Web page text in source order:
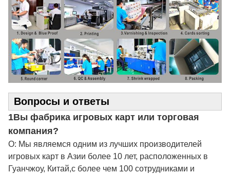
Вопросы и ответы
1Вы фабрика игровых карт или торговая
компания?
О: Мы являемся одним из лучших производителей
игровых карт в Азии более 10 лет, расположенных в
Гуанчжоу, Китай,с более чем 100 сотрудниками и